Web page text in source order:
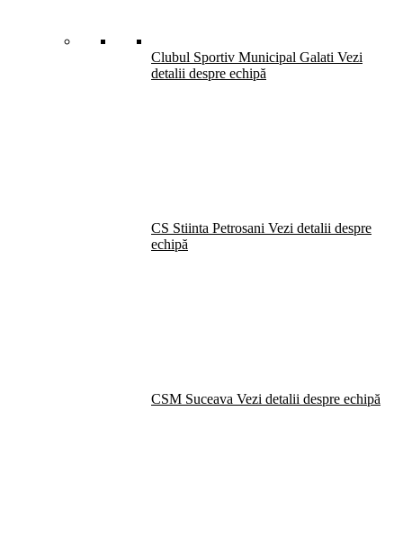
Clubul Sportiv Municipal Galati Vezi
detalii despre echipă
CS Stiinta Petrosani Vezi detalii despre
echipă
CSM Suceava Vezi detalii despre echipă